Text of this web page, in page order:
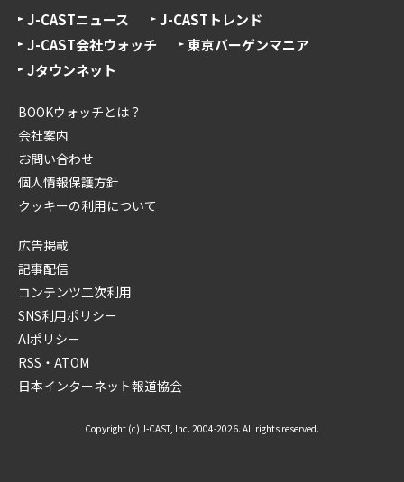
J-CASTニュース
J-CASTトレンド
J-CAST会社ウォッチ
東京バーゲンマニア
Jタウンネット
BOOKウォッチとは？
会社案内
お問い合わせ
個人情報保護方針
クッキーの利用について
広告掲載
記事配信
コンテンツ二次利用
SNS利用ポリシー
AIポリシー
RSS・ATOM
日本インターネット報道協会
Copyright (c) J-CAST, Inc. 2004-2026. All rights reserved.